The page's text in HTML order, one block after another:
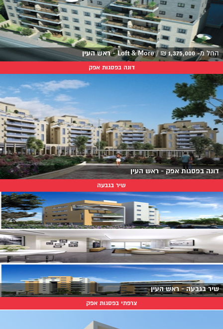
החל מ-1,375,000
₪
/Loft & More - ראש העין
דונה בפסגות אפק
דונה בפסגות אפק - ראש העין
שיר בגבעה
שיר בגבעה - ראש העין
צרפתי בפסגות אפק